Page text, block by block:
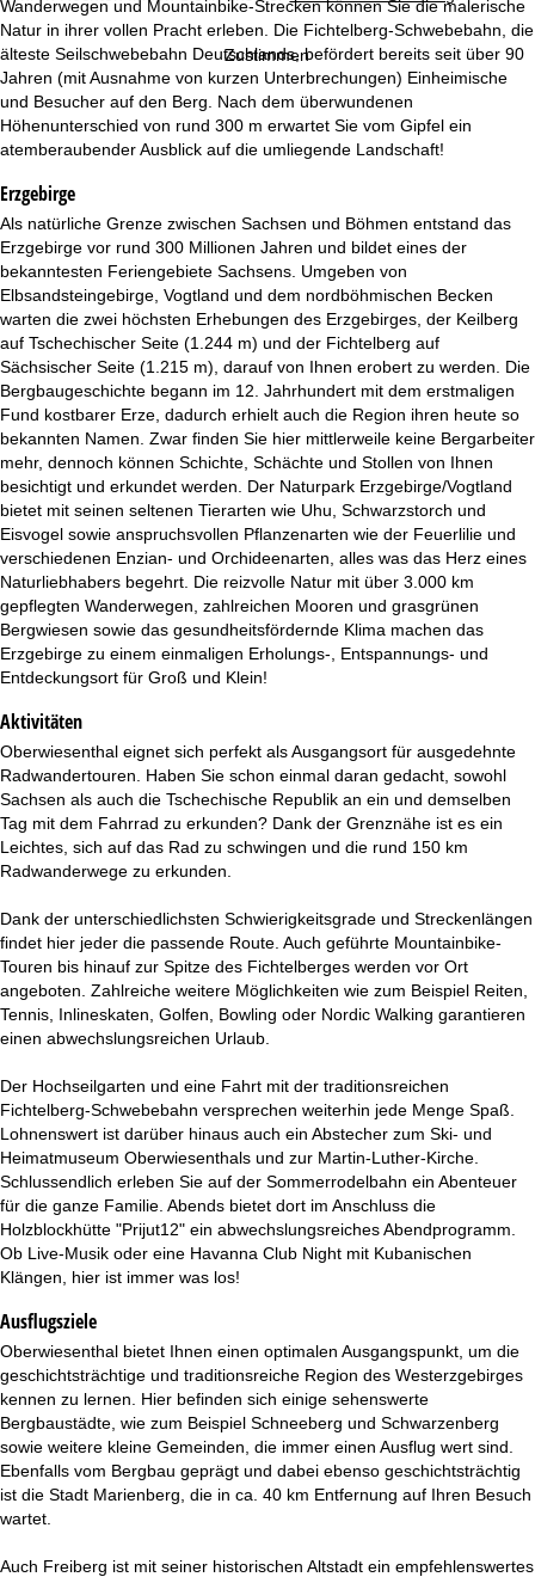
Zustimmen
Wanderwegen und Mountainbike-Strecken können Sie die malerische
Natur in ihrer vollen Pracht erleben. Die Fichtelberg-Schwebebahn, die
älteste Seilschwebebahn Deutschlands, befördert bereits seit über 90
Jahren (mit Ausnahme von kurzen Unterbrechungen) Einheimische
und Besucher auf den Berg. Nach dem überwundenen
Höhenunterschied von rund 300 m erwartet Sie vom Gipfel ein
atemberaubender Ausblick auf die umliegende Landschaft!
Erzgebirge
Als natürliche Grenze zwischen Sachsen und Böhmen entstand das
Erzgebirge vor rund 300 Millionen Jahren und bildet eines der
bekanntesten Feriengebiete Sachsens. Umgeben von
Elbsandsteingebirge, Vogtland und dem nordböhmischen Becken
warten die zwei höchsten Erhebungen des Erzgebirges, der Keilberg
auf Tschechischer Seite (1.244 m) und der Fichtelberg auf
Sächsischer Seite (1.215 m), darauf von Ihnen erobert zu werden. Die
Bergbaugeschichte begann im 12. Jahrhundert mit dem erstmaligen
Fund kostbarer Erze, dadurch erhielt auch die Region ihren heute so
bekannten Namen. Zwar finden Sie hier mittlerweile keine Bergarbeiter
mehr, dennoch können Schichte, Schächte und Stollen von Ihnen
besichtigt und erkundet werden. Der Naturpark Erzgebirge/Vogtland
bietet mit seinen seltenen Tierarten wie Uhu, Schwarzstorch und
Eisvogel sowie anspruchsvollen Pflanzenarten wie der Feuerlilie und
verschiedenen Enzian- und Orchideenarten, alles was das Herz eines
Naturliebhabers begehrt. Die reizvolle Natur mit über 3.000 km
gepflegten Wanderwegen, zahlreichen Mooren und grasgrünen
Bergwiesen sowie das gesundheitsfördernde Klima machen das
Erzgebirge zu einem einmaligen Erholungs-, Entspannungs- und
Entdeckungsort für Groß und Klein!
Aktivitäten
Oberwiesenthal eignet sich perfekt als Ausgangsort für ausgedehnte
Radwandertouren. Haben Sie schon einmal daran gedacht, sowohl
Sachsen als auch die Tschechische Republik an ein und demselben
Tag mit dem Fahrrad zu erkunden? Dank der Grenznähe ist es ein
Leichtes, sich auf das Rad zu schwingen und die rund 150 km
Radwanderwege zu erkunden.
Dank der unterschiedlichsten Schwierigkeitsgrade und Streckenlängen
findet hier jeder die passende Route. Auch geführte Mountainbike-
Touren bis hinauf zur Spitze des Fichtelberges werden vor Ort
angeboten. Zahlreiche weitere Möglichkeiten wie zum Beispiel Reiten,
Tennis, Inlineskaten, Golfen, Bowling oder Nordic Walking garantieren
einen abwechslungsreichen Urlaub.
Der Hochseilgarten und eine Fahrt mit der traditionsreichen
Fichtelberg-Schwebebahn versprechen weiterhin jede Menge Spaß.
Lohnenswert ist darüber hinaus auch ein Abstecher zum Ski- und
Heimatmuseum Oberwiesenthals und zur Martin-Luther-Kirche.
Schlussendlich erleben Sie auf der Sommerrodelbahn ein Abenteuer
für die ganze Familie. Abends bietet dort im Anschluss die
Holzblockhütte "Prijut12" ein abwechslungsreiches Abendprogramm.
Ob Live-Musik oder eine Havanna Club Night mit Kubanischen
Klängen, hier ist immer was los!
Ausflugsziele
Oberwiesenthal bietet Ihnen einen optimalen Ausgangspunkt, um die
geschichtsträchtige und traditionsreiche Region des Westerzgebirges
kennen zu lernen. Hier befinden sich einige sehenswerte
Bergbaustädte, wie zum Beispiel Schneeberg und Schwarzenberg
sowie weitere kleine Gemeinden, die immer einen Ausflug wert sind.
Ebenfalls vom Bergbau geprägt und dabei ebenso geschichtsträchtig
ist die Stadt Marienberg, die in ca. 40 km Entfernung auf Ihren Besuch
wartet.
Auch Freiberg ist mit seiner historischen Altstadt ein empfehlenswertes